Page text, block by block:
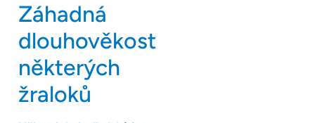
Záhadná
dlouhověkost
některých
žraloků